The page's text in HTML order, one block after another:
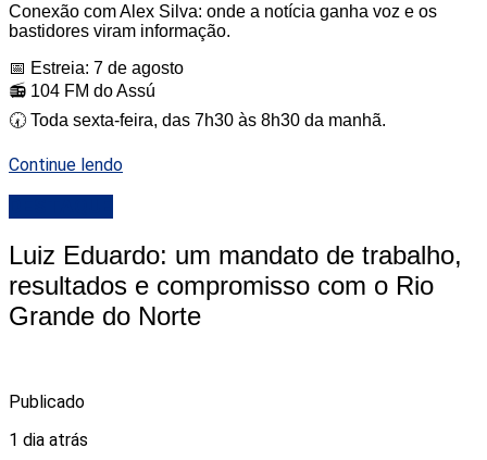
Conexão com Alex Silva: onde a notícia ganha voz e os
bastidores viram informação.
📅 Estreia: 7 de agosto
📻 104 FM do Assú
🕢 Toda sexta-feira, das 7h30 às 8h30 da manhã.
Continue lendo
Luiz Eduardo: um mandato de trabalho,
resultados e compromisso com o Rio
Grande do Norte
Publicado
1 dia atrás